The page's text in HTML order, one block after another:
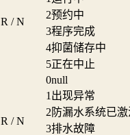
R / N
2预约中
3程序完成
4抑菌储存中
5正在中止
R / N
0null
1 出现异常
2 防漏水系统已
3排水故障